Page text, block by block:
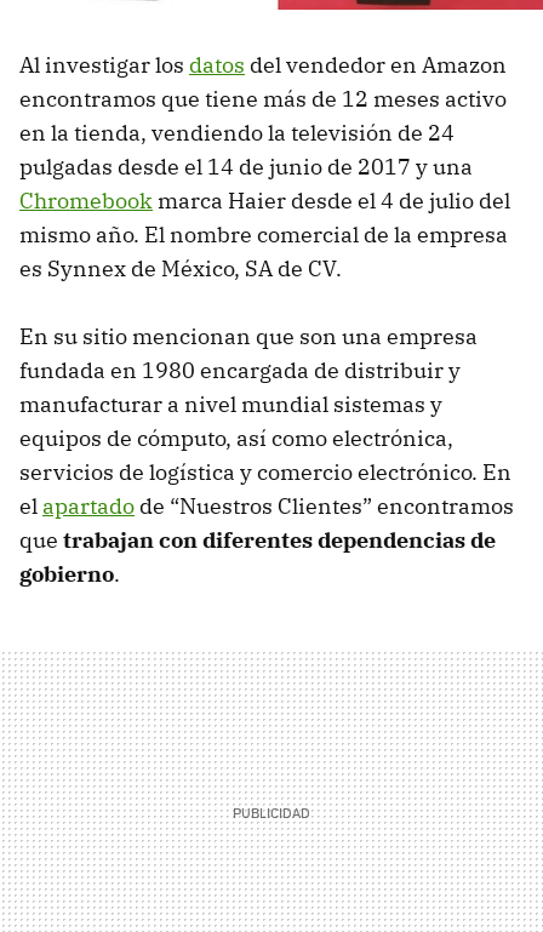
Al investigar los datos del vendedor en Amazon
encontramos que tiene más de 12 meses activo
en la tienda, vendiendo la televisión de 24
pulgadas desde el 14 de junio de 2017 y una
Chromebook marca Haier desde el 4 de julio del
mismo año. El nombre comercial de la empresa
es Synnex de México, SA de CV.
En su sitio mencionan que son una empresa
fundada en 1980 encargada de distribuir y
manufacturar a nivel mundial sistemas y
equipos de cómputo, así como electrónica,
servicios de logística y comercio electrónico. En
el apartado de “Nuestros Clientes” encontramos
que trabajan con diferentes dependencias de
gobierno.